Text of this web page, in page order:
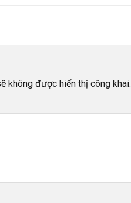
không được hiển thị công khai.